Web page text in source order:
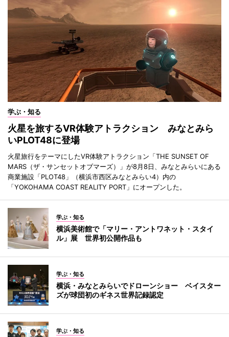
学ぶ・知る
火星を旅するVR体験アトラクション みなとみら
いPLOT48に登場
火星旅行をテーマにしたVR体験アトラクション「THE SUNSET OF
MARS（ザ・サンセットオブマーズ）」が8月8日、みなとみらいにある
商業施設「PLOT48」（横浜市西区みなとみらい4）内の
「YOKOHAMA COAST REALITY PORT」にオープンした。
学ぶ・知る
横浜美術館で「マリー・アントワネット・スタイ
ル」展 世界初公開作品も
学ぶ・知る
横浜・みなとみらいでドローンショー ベイスター
ズが球団初のギネス世界記録認定
学ぶ・知る